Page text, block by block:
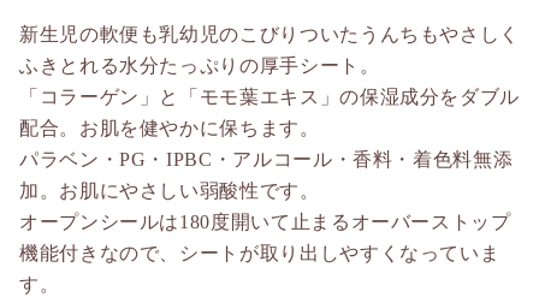
新生児の軟便も乳幼児のこびりついたうんちもやさしく
ふきとれる水分たっぷりの厚手シート。
「コラーゲン」と「モモ葉エキス」の保湿成分をダブル
配合。お肌を健やかに保ちます。
パラベン・PG・IPBC・アルコール・香料・着色料無添
加。お肌にやさしい弱酸性です。
オープンシールは180度開いて止まるオーバーストップ
機能付きなので、シートが取り出しやすくなっていま
す。